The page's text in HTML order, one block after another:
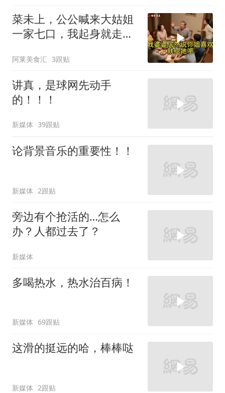
菜未上，公公喊来大姑姐
一家七口，我起身就走，
阿莱美食汇 3跟贴
讲真，是球网先动手
的！！！
新媒体 39跟贴
论背景音乐的重要性！！
新媒体 2跟贴
旁边有个抢活的…怎么
办？人都过去了？
新媒体
多喝热水，热水治百病！
新媒体 69跟贴
这滑的挺远的哈，棒棒哒
新媒体 2跟贴